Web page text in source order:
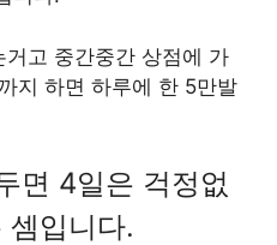
고 중간중간 상점에 가
지 하면 하루에 한 5만발
면 4일은 걱정없
셈입니다.